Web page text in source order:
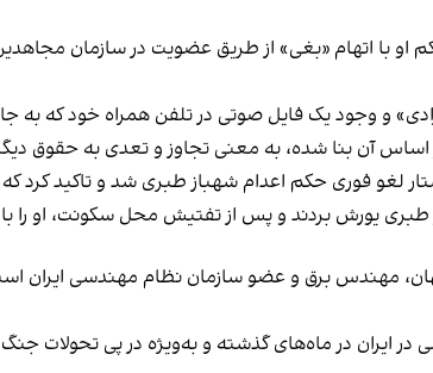
با اتهام «بغی» از طریق عضویت در سازمان
و وجود یک فایل صوتی در تلفن همراه خود که به
آن بنا شده، به معنی تجاوز و تعدی به حقوق
مهندس برق و عضو سازمان نظام مهندسی ایران است و